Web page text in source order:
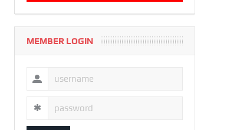
MEMBER LOGIN